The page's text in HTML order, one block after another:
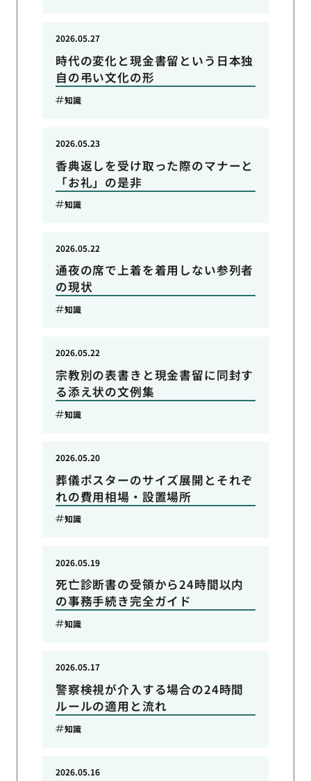
時代の変化と現金書留という日本独
自の弔い文化の形
2026.05.27
知識
香典返しを受け取った際のマナーと
「お礼」の是非
2026.05.23
知識
通夜の席で上着を着用しない参列者
の現状
2026.05.22
知識
宗教別の表書きと現金書留に同封す
る添え状の文例集
2026.05.22
知識
葬儀ポスターのサイズ展開とそれぞ
れの費用相場・設置場所
2026.05.20
知識
死亡診断書の受領から24時間以内
の事務手続き完全ガイド
2026.05.19
知識
警察検視が介入する場合の24時間
ルールの適用と流れ
2026.05.17
知識
2026.05.16